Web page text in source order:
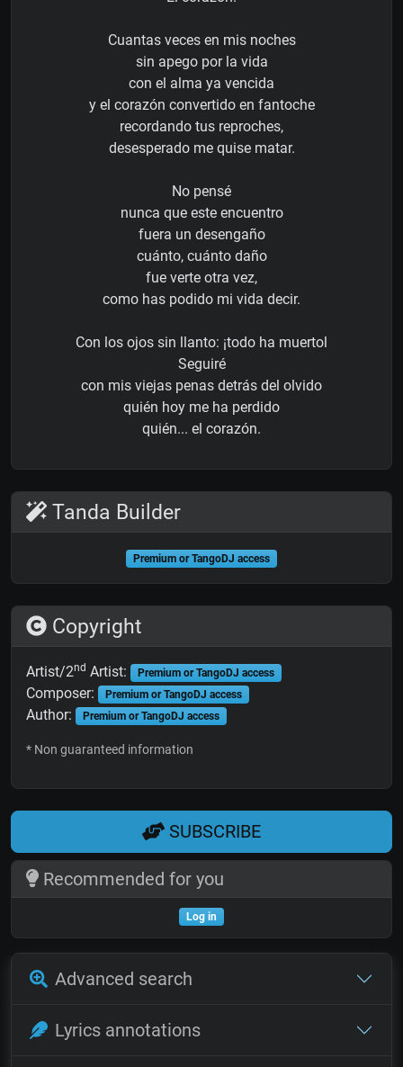
Cuantas veces en mis noches
sin apego por la vida
con el alma ya vencida
y el corazón convertido en fantoche
recordando tus reproches,
desesperado me quise matar.
No pensé
nunca que este encuentro
fuera un desengaño
cuánto, cuánto daño
fue verte otra vez,
como has podido mi vida decir.
Con los ojos sin llanto: ¡todo ha muertol
Seguiré
con mis viejas penas detrás del olvido
quién hoy me ha perdido
quién... el corazón.
Tanda Builder
Premium or TangoDJ access
Copyright
Artist/2nd Artist: Premium or TangoDJ access
Composer: Premium or TangoDJ access
Author: Premium or TangoDJ access
* Non guaranteed information
SUBSCRIBE
Recommended for you
Log in
Advanced search
Lyrics annotations